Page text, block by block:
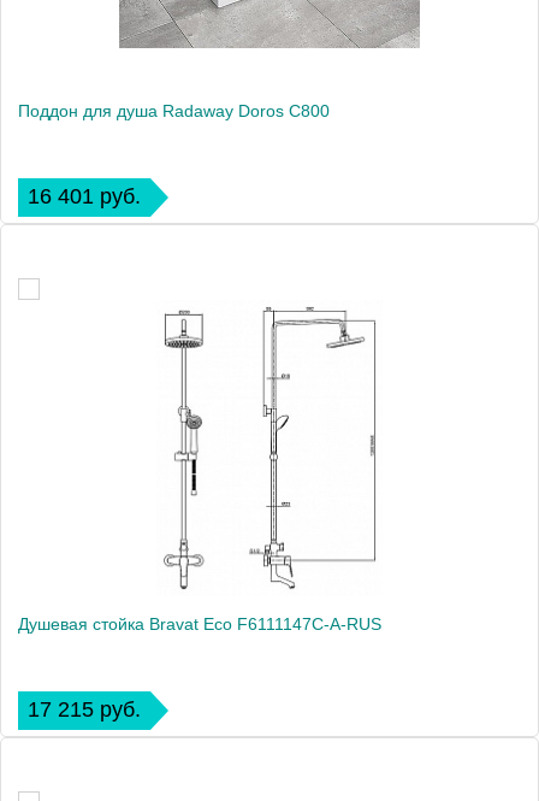
Поддон для душа Radaway Doros C800
16 401 руб.
Душевая стойка Bravat Eco F6111147C-A-RUS
17 215 руб.